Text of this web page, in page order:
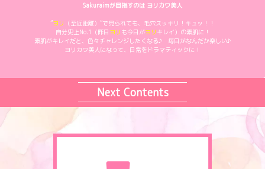
Sakuraimが目指すのは ヨリカワ美人
”ヨリ （至近距離）”で見られても、毛穴スッキリ！キュッ！！
自分史上No.1（昨日 ヨリ も今日がヨリ キレイ）の素肌に！
素肌がキレイだと、色々チャレンジしたくなる♪ 毎日がなんだか楽しい♪
ヨリカワ美人になって、日常をドラマティックに！
Next Contents